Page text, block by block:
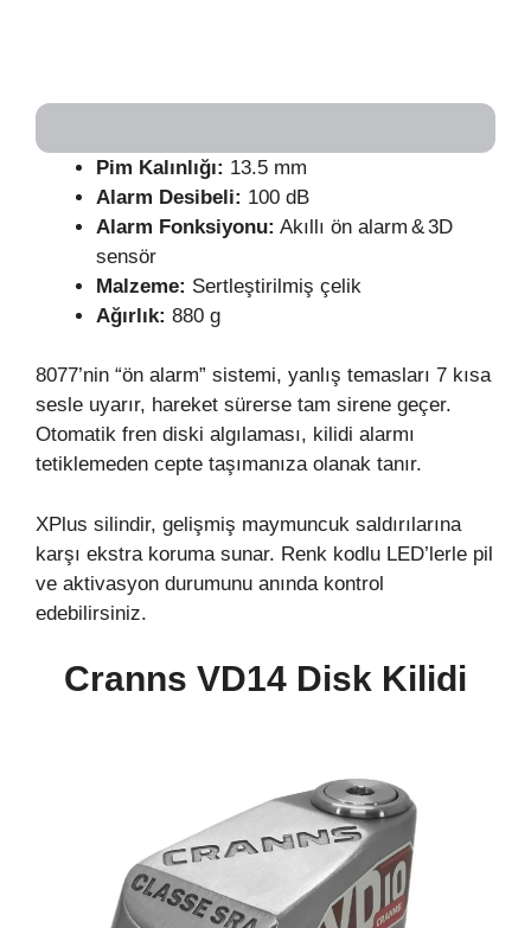
Pim Kalınlığı: 13.5 mm
Alarm Desibeli: 100 dB
Alarm Fonksiyonu: Akıllı ön alarm & 3D
sensör
Malzeme: Sertleştirilmiş çelik
Ağırlık: 880 g
8077’nin “ön alarm” sistemi, yanlış temasları 7 kısa
sesle uyarır, hareket sürerse tam sirene geçer.
Otomatik fren diski algılaması, kilidi alarmı
tetiklemeden cepte taşımanıza olanak tanır.
XPlus silindir, gelişmiş maymuncuk saldırılarına
karşı ekstra koruma sunar. Renk kodlu LED’lerle pil
ve aktivasyon durumunu anında kontrol
edebilirsiniz.
Cranns VD14 Disk Kilidi